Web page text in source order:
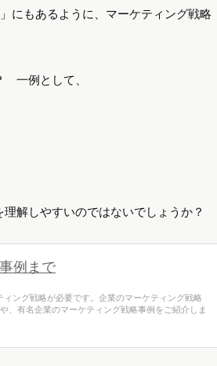
にもあるように、マーケティング戦略
一例として、
解しやすいのではないでしょうか？
例まで
ング戦略が必要です。企業のマーケティング戦略
、有名企業のマーケティング戦略事例をご紹介しま